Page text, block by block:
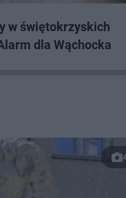
w świętokrzyskich
dla Wąchocka